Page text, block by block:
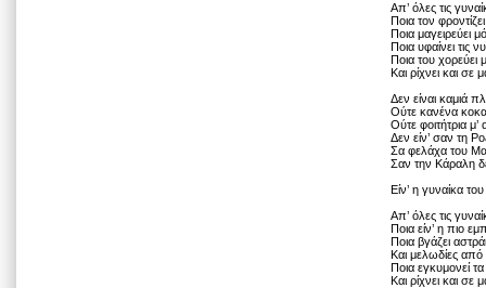
Απ’ όλες τις
Ποια τον
Ποια μαγειρεύει
Ποια υφαίνει τις
Ποια του χορεύει
Και ρίχνει και σε
Δεν είναι καμιά
Ούτε κανένα
Ούτε φοιτήτρια μ’
Δεν είν’ σαν τη
Σα φελάχα του
Σαν την Κάραλη
Είν’ η γυναίκα
Απ’ όλες τις
Ποια είν’ η πιο
Ποια βγάζει
Και μελωδίες από
Ποια εγκυμονεί
Και ρίχνει και σε